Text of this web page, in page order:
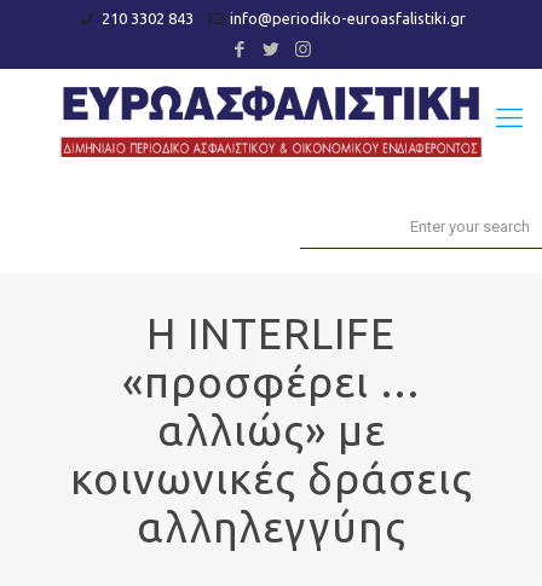
210 3302 843 info@periodiko-euroasfalistiki.gr
Η INTERLIFE
«προσφέρει …
αλλιώς» με
κοινωνικές δράσεις
αλληλεγγύης